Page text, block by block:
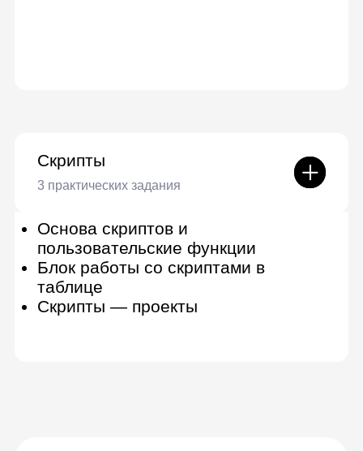
Куратор-эксперт
Подробно разбирает домашние задания,
помогает сделать лучше